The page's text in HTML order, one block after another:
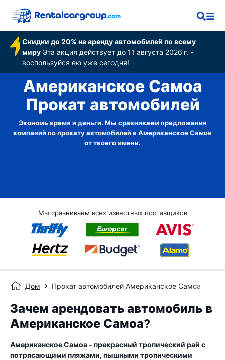
Скидки до 20% на аренду автомобилей по всему
мируЭта акция действует до 11 августа 2026 г. -
воспользуйся ею уже сегодня!
Американское Самоа
Прокат автомобилей
Экономь время и деньги. Мы сравниваем предложения
компаний по прокату автомобилей в Американское Самоа
от твоего имени.
Мы сравниваем всех известных поставщиков
Дом Прокат автомобилей Американское Самоа
Зачем арендовать автомобиль в
Американское Самоа?
Американское Самоа – прекрасный тропический рай с
потрясающими пляжами, пышными тропическими